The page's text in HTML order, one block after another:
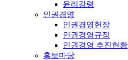
윤리강령
인권경영
인권경영헌장
인권경영규정
인권경영 추진현황
홍보마당